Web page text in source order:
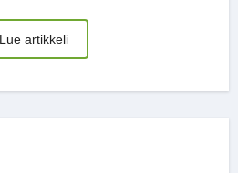
Lue artikkeli